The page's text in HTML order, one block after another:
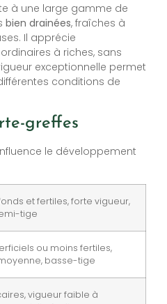
à une large gamme de
bien drainées, fraîches à
Il apprécie
à riches, sans
exceptionnelle permet
conditions de
greffes
le développement
et fertiles, forte vigueur,
tige
ou moins fertiles,
basse-tige
vigueur faible à